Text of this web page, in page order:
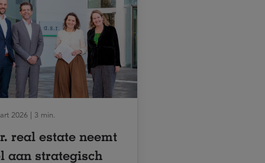
2026 | 3 min.
real estate neemt
aan strategisch